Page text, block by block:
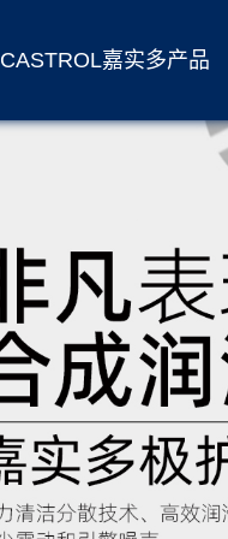
CASTROL嘉实多产品